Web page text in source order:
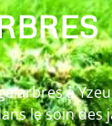
arbres à
le soin